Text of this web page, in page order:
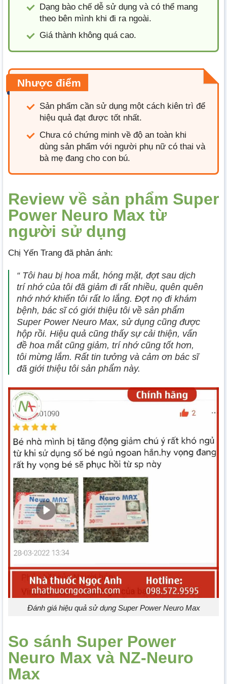
Dạng bào chế dễ sử dụng và có thể mang
theo bên mình khi đi ra ngoài.
Giá thành không quá cao.
Nhược điểm
Sản phẩm cần sử dụng một cách kiên trì để
hiệu quả đạt được tốt nhất.
Chưa có chứng minh về độ an toàn khi
dùng sản phẩm với người phụ nữ có thai và
bà mẹ đang cho con bú.
Review về sản phẩm Super
Power Neuro Max từ
người sử dụng
Chị Yến Trang đã phản ánh:
“ Tôi hau bị hoa mắt, hóng mặt, đợt sau dịch
trí nhớ của tôi đã giảm đi rất nhiều, quên quên
nhớ nhớ khiến tôi rất lo lắng. Đợt nọ đi khám
bệnh, bác sĩ có giới thiệu tôi về sản phẩm
Super Power Neuro Max, sử dụng cũng được
hộp rồi. Hiệu quả cũng thấy sự cải thiện, vấn
đề hoa mắt cũng giảm, trí nhớ cũng tốt hơn,
tôi mừng lắm. Rất tin tưởng và cảm ơn bác sĩ
đã giới thiệu tôi sản phẩm này.
Đánh giá hiệu quả sử dụng Super Power Neuro Max
So sánh Super Power
Neuro Max và NZ-Neuro
Max